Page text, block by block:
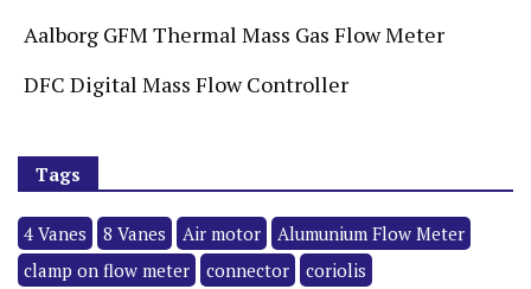
Aalborg GFM Thermal Mass Gas Flow Meter
DFC Digital Mass Flow Controller
Tags
4 Vanes 8 Vanes Air motor
Alumunium Flow Meter
clamp on flow meter
connector
coriolis